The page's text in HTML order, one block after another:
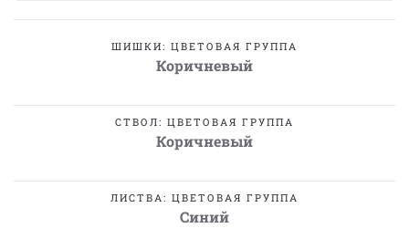
ШИШКИ: ЦВЕТОВАЯ ГРУППА
Коричневый
СТВОЛ: ЦВЕТОВАЯ ГРУППА
Коричневый
ЛИСТВА: ЦВЕТОВАЯ ГРУППА
Синий